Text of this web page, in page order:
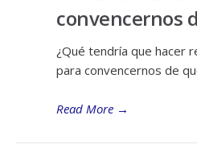
convencernos
¿Qué tendría que hacer
para convencernos de
Read More →